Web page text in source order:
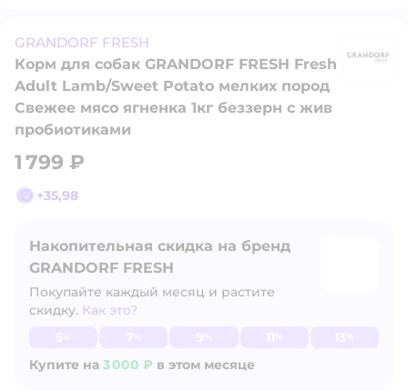
GRANDORF FRESH
Корм для собак GRANDORF FRESH Fresh
Adult Lamb/Sweet Potato мелких пород
Свежее мясо ягненка 1кг беззерн с жив
пробиотиками
1 799 ₽
+35,98
Накопительная скидка на бренд
GRANDORF FRESH
Покупайте каждый месяц и растите
скидку. Как это?
Купите на 3 000 ₽ в этом месяце
Узнать больше